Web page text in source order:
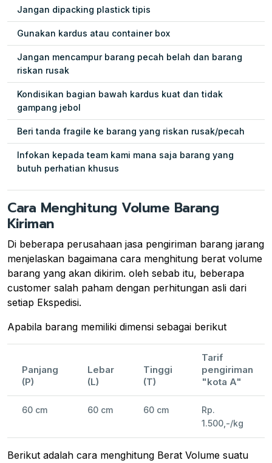
Jangan dipacking plastick tipis
Gunakan kardus atau container box
Jangan mencampur barang pecah belah dan barang
riskan rusak
Kondisikan bagian bawah kardus kuat dan tidak
gampang jebol
Beri tanda fragile ke barang yang riskan rusak/pecah
Infokan kepada team kami mana saja barang yang
butuh perhatian khusus
Cara Menghitung Volume Barang
Kiriman
Di beberapa perusahaan jasa pengiriman barang jarang
menjelaskan bagaimana cara menghitung berat volume
barang yang akan dikirim. oleh sebab itu, beberapa
customer salah paham dengan perhitungan asli dari
setiap Ekspedisi.
Apabila barang memiliki dimensi sebagai berikut
Panjang
(P)
Lebar
(L)
Tinggi
(T)
Tarif
pengiriman
"kota A"
60 cm 60 cm 60 cm
Rp.
1.500,-/kg
Berikut adalah cara menghitung Berat Volume suatu